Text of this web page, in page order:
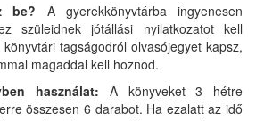
be? A gyerekkönyvtárba ingyenesen
szüleidnek jótállási nyilatkozatot kell
tagságodról olvasójegyet kapsz,
magaddal kell hoznod.
használat: A könyveket 3 hétre
összesen 6 darabot. Ha ezalatt az idő